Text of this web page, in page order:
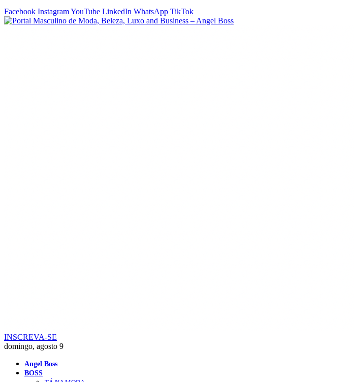
Facebook InstagramYouTube LinkedIn WhatsApp TikTok
INSCREVA-SE
domingo, agosto 9
Angel Boss
BOSS